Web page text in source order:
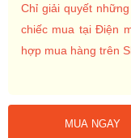
Chỉ giải quyết
chiếc mua tại Điện
hợp mua hàng trên
MUA NGAY